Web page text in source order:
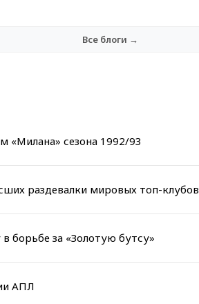
Все блоги →
«Милана» сезона 1992/93
раздевалки мировых топ-клубов
борьбе за «Золотую бутсу»
АПЛ